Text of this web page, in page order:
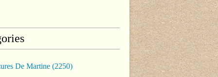
De Martine (2250)